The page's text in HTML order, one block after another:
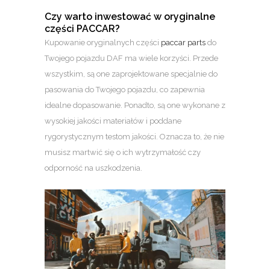
Czy warto inwestować w oryginalne
części PACCAR?
Kupowanie oryginalnych części paccar parts do
Twojego pojazdu DAF ma wiele korzyści. Przede
wszystkim, są one zaprojektowane specjalnie do
pasowania do Twojego pojazdu, co zapewnia
idealne dopasowanie. Ponadto, są one wykonane z
wysokiej jakości materiałów i poddane
rygorystycznym testom jakości. Oznacza to, że nie
musisz martwić się o ich wytrzymałość czy
odporność na uszkodzenia.